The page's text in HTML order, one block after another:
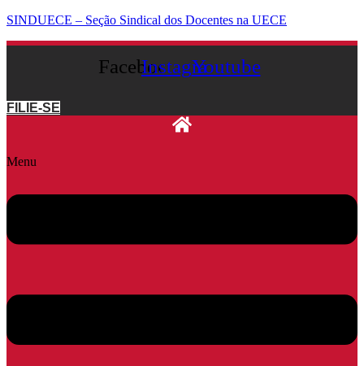
SINDUECE – Seção Sindical dos Docentes na UECE
FacebookInstagramYoutube
FILIE-SE
Menu